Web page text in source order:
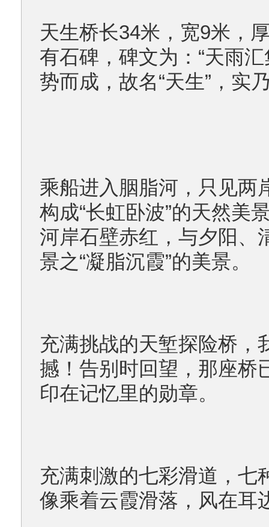
天生桥长34米，宽9米，
有石碑，碑文为：“天雨
势而成，故名“天生”，实
乘船进入胭脂河，只见两
构成“长虹卧波”的天然美
河岸石壁赤红，与夕阳、
景之“凝脂沉霞”的美景。
充满挑战的天堑探险桥，
撼！告别时回望，那座桥
印在记忆里的勋章。
充满刺激的七彩滑道，七
像乘着云霞滑落，风在耳